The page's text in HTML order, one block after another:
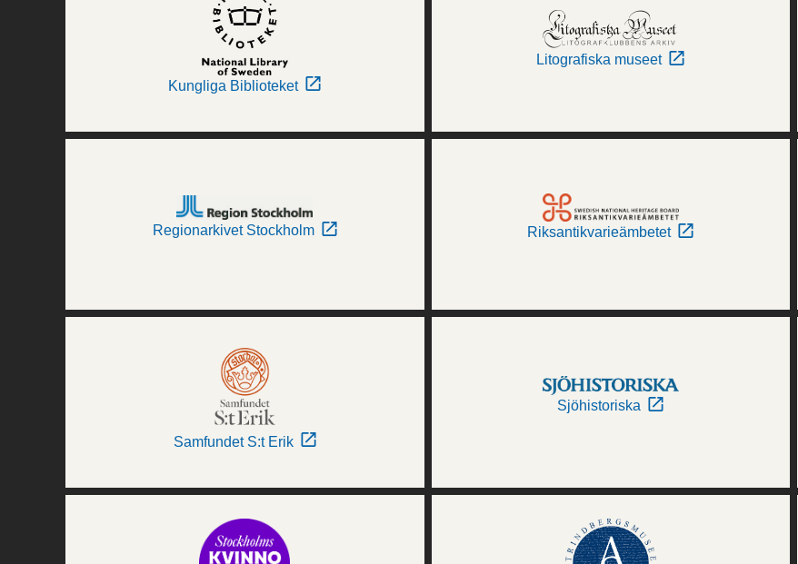
Kungliga Biblioteket
Litografiska museet
Regionarkivet Stockholm Riksantikvarieämbetet
Samfundet S:t Erik
Sjöhistoriska